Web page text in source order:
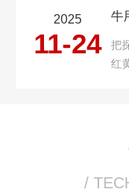
色
用
2025
11-24
牛
把
红
/